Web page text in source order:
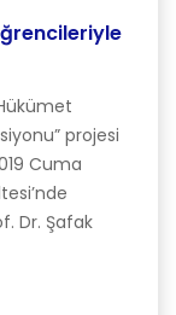
projesi
Cuma
Dr. Şafak